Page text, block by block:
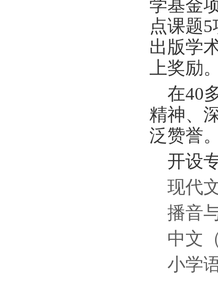
学基金
点课题
出版学
上奖励
在40
精神、
泛赞誉
开设
现代
播音
中文
小学